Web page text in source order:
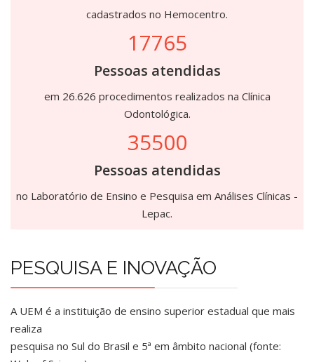
cadastrados no Hemocentro.
17765
Pessoas atendidas
em 26.626 procedimentos realizados na Clínica
Odontológica.
35500
Pessoas atendidas
no Laboratório de Ensino e Pesquisa em Análises Clínicas -
Lepac.
PESQUISA E INOVAÇÃO
A UEM é a instituição de ensino superior estadual que mais
realiza
pesquisa no Sul do Brasil e 5ª em âmbito nacional (fonte: